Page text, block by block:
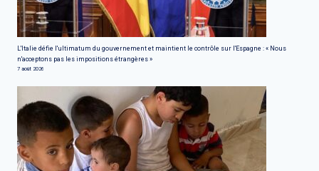
L'Italie défie l'ultimatum du gouvernement et maintient le contrôle sur l'Espagne : « Nous
n'acceptons pas les impositions étrangères »
7 août 2026